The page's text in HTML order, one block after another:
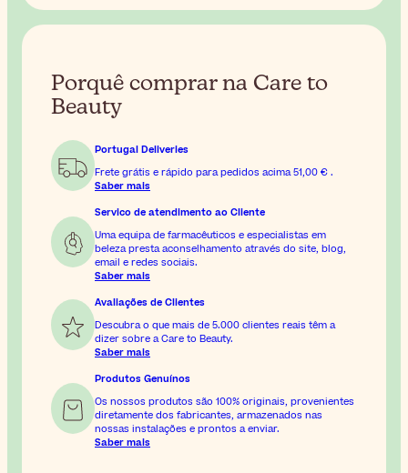
Porquê comprar na Care to
Beauty
Portugal Deliveries
Frete grátis e rápido para pedidos acima51,00 € .
Saber mais
Servico de atendimento ao Cliente
Uma equipa de farmacêuticos e especialistas em
beleza presta aconselhamento através do site, blog,
email e redes sociais.
Saber mais
Avaliações de Clientes
Descubra o que mais de 5.000 clientes reais têm a
dizer sobre a Care to Beauty.
Saber mais
Produtos Genuínos
Os nossos produtos são 100% originais, provenientes
diretamente dos fabricantes, armazenados nas
nossas instalações e prontos a enviar.
Saber mais